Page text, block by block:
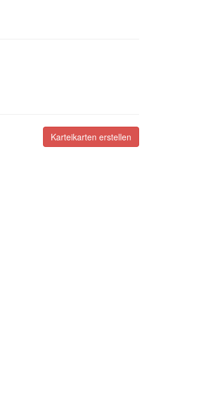
Karteikarten erstellen